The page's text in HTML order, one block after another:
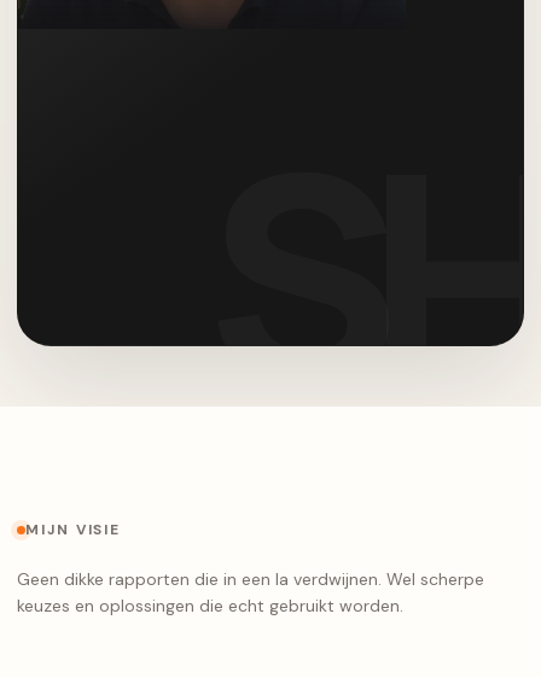
MIJN VISIE
Geen dikke rapporten die in een la verdwijnen. Wel scherpe
keuzes en oplossingen die echt gebruikt worden.